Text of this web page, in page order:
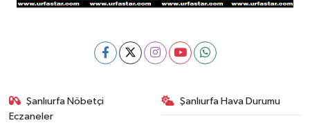
Şanlıurfa Nöbetçi
Eczaneler
Şanlıurfa Hava Durumu